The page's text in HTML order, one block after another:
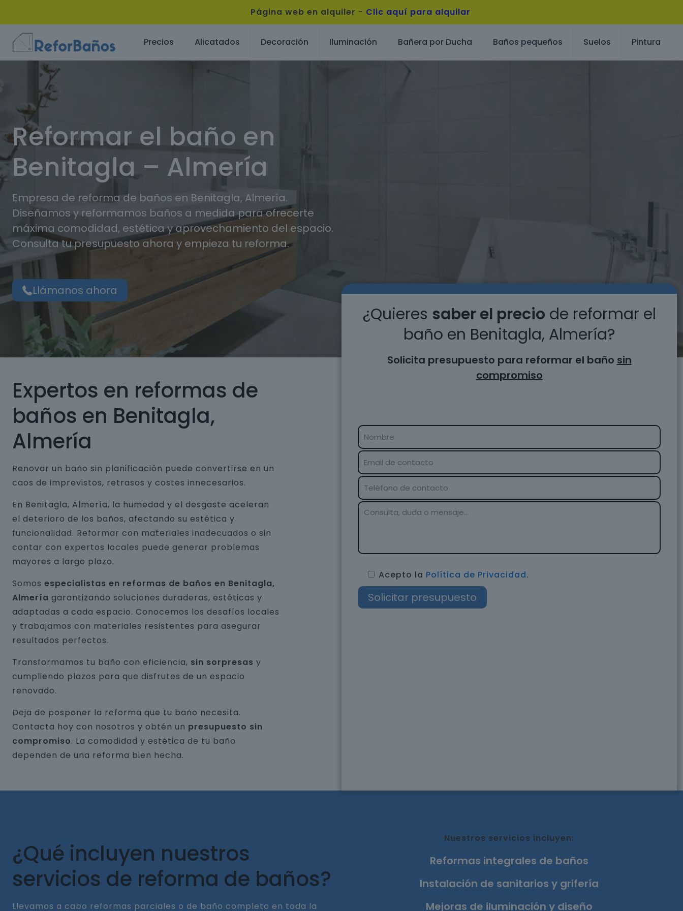
Página web en alquiler - Clic aquí para alquilar
Precios Alicatados Decoración Iluminación Bañera por Ducha Baños pequeños Suelos Pintura
Reformar el baño en
Benitagla – Almería
Empresa de reforma de baños en Benitagla, Almería.
Diseñamos y reformamos baños a medida para ofrecerte
máxima comodidad, estética y aprovechamiento del espacio.
Consulta tu presupuesto ahora y empieza tu reforma.
Llámanos ahora
Expertos en reformas de
baños en Benitagla,
Almería
Renovar un baño sin planificación puede convertirse en un
caos de imprevistos, retrasos y costes innecesarios.
En Benitagla, Almería, la humedad y el desgaste aceleran
el deterioro de los baños, afectando su estética y
funcionalidad. Reformar con materiales inadecuados o sin
contar con expertos locales puede generar problemas
mayores a largo plazo.
Somos especialistas en reformas de baños en Benitagla,
Almería garantizando soluciones duraderas, estéticas y
adaptadas a cada espacio. Conocemos los desafíos locales
y trabajamos con materiales resistentes para asegurar
resultados perfectos.
Transformamos tu baño con eficiencia, sin sorpresas y
cumpliendo plazos para que disfrutes de un espacio
renovado.
Deja de posponer la reforma que tu baño necesita.
Contacta hoy con nosotros y obtén un presupuesto sin
compromiso. La comodidad y estética de tu baño
dependen de una reforma bien hecha.
¿Quieres saber el precio de reformar el
baño en Benitagla, Almería?
Solicita presupuesto para reformar el baño sin
compromiso
Acepto la Política de Privacidad.
¿Qué incluyen nuestros
servicios de reforma de baños?
Llevamos a cabo reformas parciales o de baño completo en toda la
Nuestros servicios incluyen:
Reformas integrales de baños
Instalación de sanitarios y grifería
Mejoras de iluminación y diseño